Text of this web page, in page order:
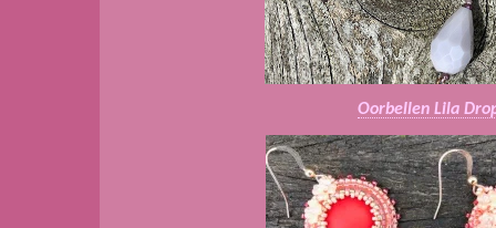
Oorbellen Lila